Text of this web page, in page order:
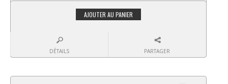
AJOUTER AU PANIER
DÉTAILS PARTAGER